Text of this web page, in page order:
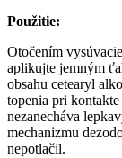
Použitie:
Otočením
aplikujte jemným
obsahu cetearyl
topenia pri
nezanecháva
mechanizmu
nepotlačil.